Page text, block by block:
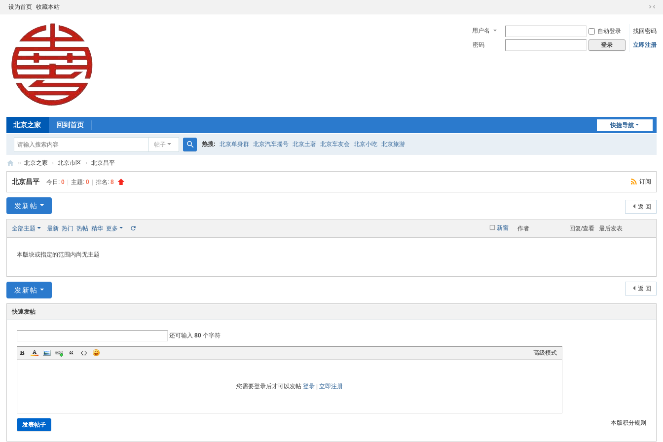
设为首页 收藏本站
切
到
窄
用户名 自动登录
找回密码
密码
登录 立即注册
快捷导航
北京之家 回到首页
帖子
索
热搜: 北京单身群 北京汽车摇号 北京土著 北京车友会 北京小吃 北京旅游
北
京
家
» 北京之家 › 北京市区 › 北京昌平
订阅
北京昌平 今日:0 主题:0 排名:8
返 回
发新帖
新窗
全部主题 最新 热门 热帖 精华 更多 作者 回复/查看 最后发表
本版块或指定的范围内尚无主题
返 回
发新帖
快速发帖
还可输入80 个字符
高级模式
您需要登录后才可以发帖 登录| 立即注册
本版积分规则
发表帖子